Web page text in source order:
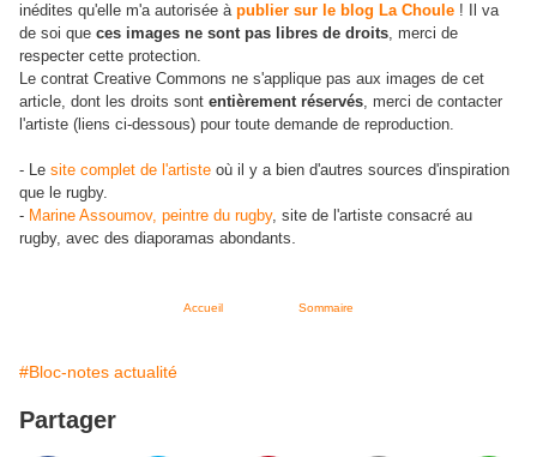
inédites qu'elle m'a autorisée à publier sur le blog La Choule ! Il va
de soi que ces images ne sont pas libres de droits, merci de
respecter cette protection.
Le contrat Creative Commons ne s'applique pas aux images de cet
article, dont les droits sont entièrement réservés, merci de contacter
l'artiste (liens ci-dessous) pour toute demande de reproduction.
- Le site complet de l'artiste où il y a bien d'autres sources d'inspiration
que le rugby.
- Marine Assoumov, peintre du rugby, site de l'artiste consacré au
rugby, avec des diaporamas abondants
Accueil Sommaire
#Bloc-notes actualité
Partager